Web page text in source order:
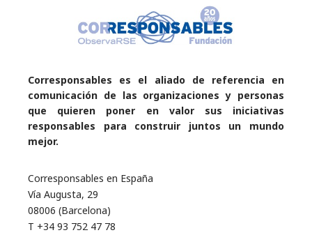
Corresponsables es el aliado de referencia en
comunicación de las organizaciones y personas
que quieren poner en valor sus iniciativas
responsables para construir juntos un mundo
mejor.
Corresponsables en España
Vía Augusta, 29
08006 (Barcelona)
T +34 93 752 47 78